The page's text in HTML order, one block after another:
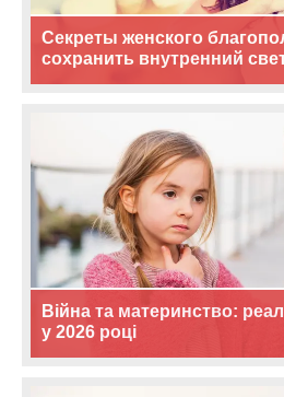
Секреты женского
сохранить внутренний
Війна та материнство:
у 2026 році